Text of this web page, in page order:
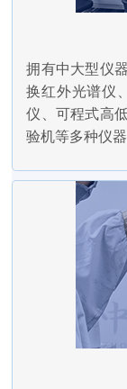
拥有中大型仪
换红外光谱仪
仪、可程式高
验机等多种仪器